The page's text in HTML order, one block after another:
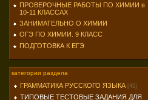
ПРОВЕРОЧНЫЕ РАБОТЫ ПО ХИМИИ в
10-11 КЛАССАХ
ЗАНИМАТЕЛЬНО О ХИМИИ
ОГЭ ПО ХИМИИ. 9 КЛАСС
ПОДГОТОВКА К ЕГЭ
категории раздела
ГРАММАТИКА РУССКОГО ЯЗЫКА [45]
ТИПОВЫЕ ТЕСТОВЫЕ ЗАДАНИЯ ДЛЯ